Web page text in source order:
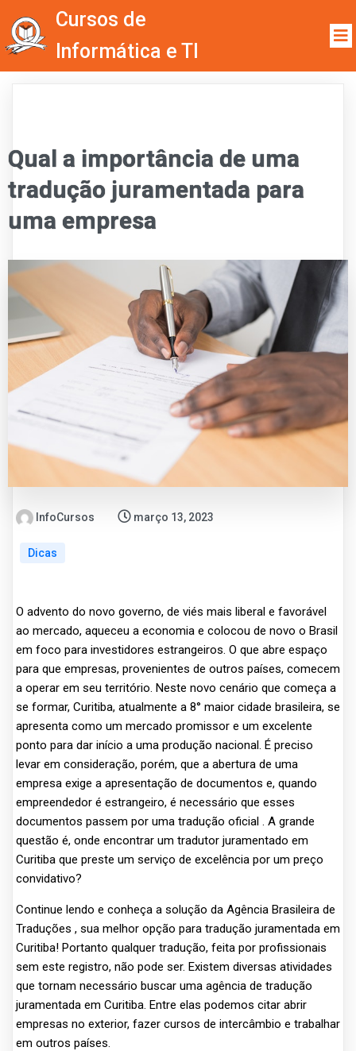
Cursos de
Informática e TI
Qual a importância de uma
tradução juramentada para
uma empresa
InfoCursos março 13, 2023
Dicas
O advento do novo governo, de viés mais liberal e favorável
ao mercado, aqueceu a economia e colocou de novo o Brasil
em foco para investidores estrangeiros. O que abre espaço
para que empresas, provenientes de outros países, comecem
a operar em seu território. Neste novo cenário que começa a
se formar, Curitiba, atualmente a 8° maior cidade brasileira, se
apresenta como um mercado promissor e um excelente
ponto para dar início a uma produção nacional. É preciso
levar em consideração, porém, que a abertura de uma
empresa exige a apresentação de documentos e, quando
empreendedor é estrangeiro, é necessário que esses
documentos passem por uma tradução oficial . A grande
questão é, onde encontrar um tradutor juramentado em
Curitiba que preste um serviço de excelência por um preço
convidativo?
Continue lendo e conheça a solução da Agência Brasileira de
Traduções , sua melhor opção para tradução juramentada em
Curitiba! Portanto qualquer tradução, feita por profissionais
sem este registro, não pode ser. Existem diversas atividades
que tornam necessário buscar uma agência de tradução
juramentada em Curitiba. Entre elas podemos citar abrir
empresas no exterior, fazer cursos de intercâmbio e trabalhar
em outros países.